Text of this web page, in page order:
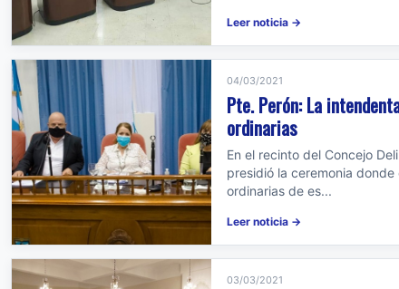
Leer noticia →
04/03/2021
Pte. Perón: La
ordinarias
En el recinto del Concejo
presidió la ceremonia
ordinarias de es...
Leer noticia →
03/03/2021